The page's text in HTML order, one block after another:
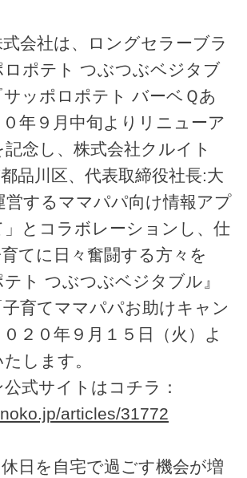
会社は、ロングセラーブラ
ロポテト つぶつぶベジタブ
ッポロポテト バーベＱあ
年９月中旬よりリニューア
念し、株式会社クルイト
都品川区、代表取締役社長:大
営するママパパ向け情報アプ
」とコラボレーションし、仕
てに日々奮闘する方々を
テト つぶつぶベジタブル』
育てママパパお助けキャン
２０年９月１５日（火）よ
します。
式サイトはコチラ：
articles/31772
日を自宅で過ごす機会が増